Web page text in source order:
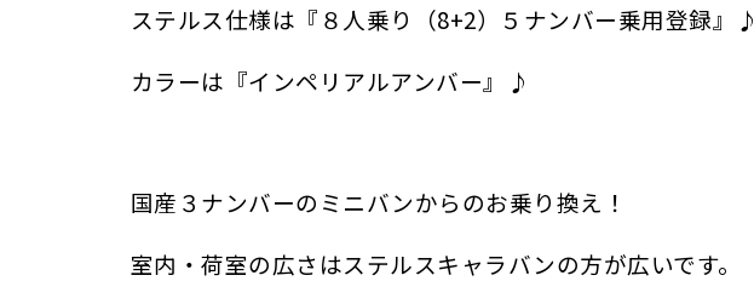
ステルス仕様は『８人乗り（8+2）５ナンバー乗用登録』♪
カラーは『インペリアルアンバー』♪
国産３ナンバーのミニバンからのお乗り換え！
室内・荷室の広さはステルスキャラバンの方が広いです。